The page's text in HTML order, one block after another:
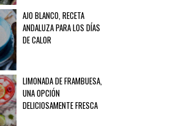
AJO BLANCO, RECETA
ANDALUZA PARA LOS DÍAS
DE CALOR
LIMONADA DE FRAMBUESA,
UNA OPCIÓN
DELICIOSAMENTE FRESCA